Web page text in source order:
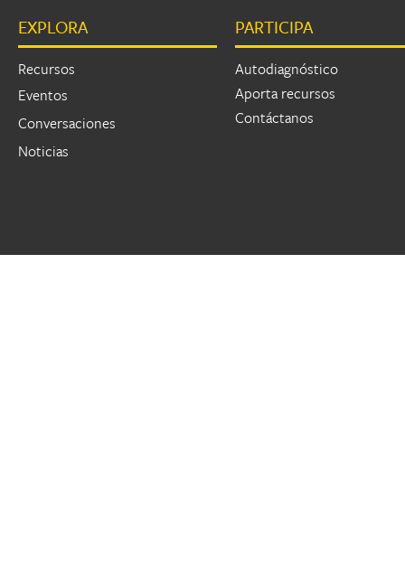
EXPLORA
Recursos
Eventos
Conversaciones
Noticias
PARTICIPA
Autodiagnóstico
Aporta recursos
Contáctanos